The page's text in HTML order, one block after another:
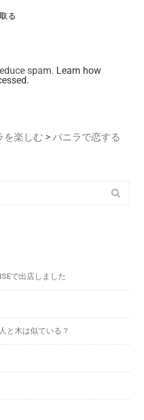
る
spam. Learn how
を楽しむ > バニラで恋する
で出店しました
と木は似ている？